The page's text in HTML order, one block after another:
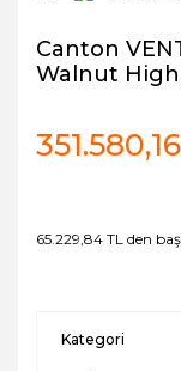
Canton
Walnut High
65.229,84 TL den
Kategori